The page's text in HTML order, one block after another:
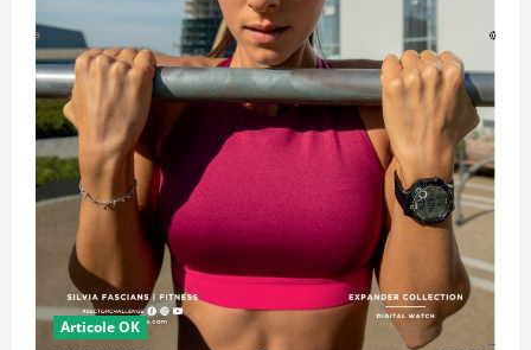
Articole OK